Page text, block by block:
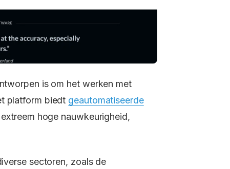
is om het werken met
platform biedt geautomatiseerde
hoge nauwkeurigheid,
sectoren, zoals de